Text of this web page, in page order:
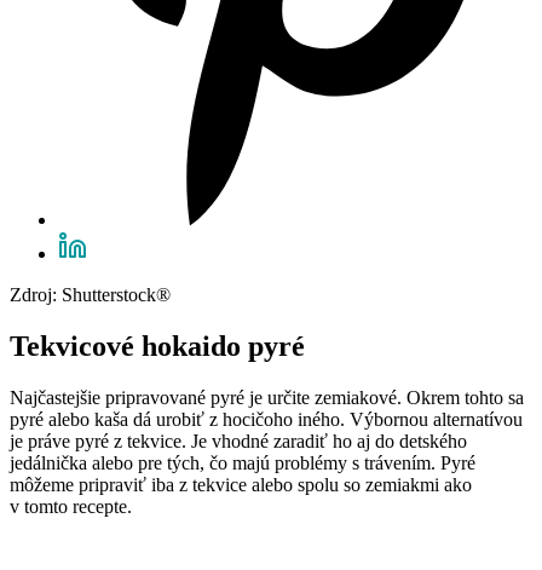
Zdroj: Shutterstock®
Tekvicové hokaido pyré
Najčastejšie pripravované pyré je určite zemiakové. Okrem tohto sa
pyré alebo kaša dá urobiť z hocičoho iného. Výbornou alternatívou
je práve pyré z tekvice. Je vhodné zaradiť ho aj do detského
jedálnička alebo pre tých, čo majú problémy s trávením. Pyré
môžeme pripraviť iba z tekvice alebo spolu so zemiakmi ako
v tomto recepte.